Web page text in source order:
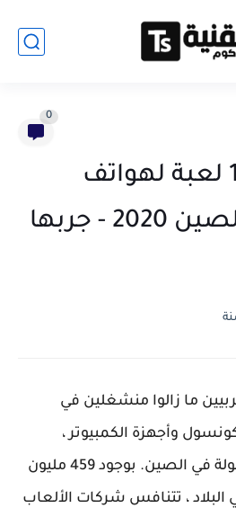
0
إليك أفضل 15 لعبة لهواتف
الأندرويد في الصين 2020 - جربها
ما زالوا منشغلين في
وأجهزة الكمبيوتر ،
أصبحت الألعاب المحمولة في الصين. بوجود 459 مليون
، تتنافس شركات الألعاب